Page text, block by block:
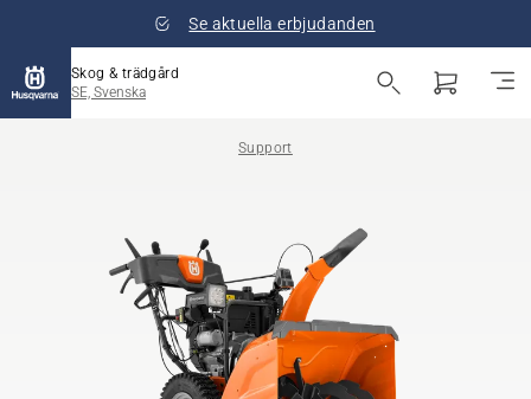
Se aktuella erbjudanden
Skog & trädgård
SE, Svenska
Support